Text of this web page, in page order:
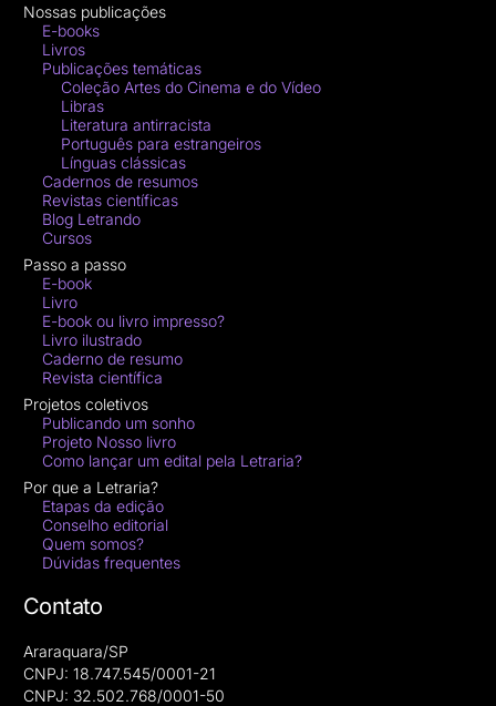
Nossas publicações
E-books
Livros
Publicações temáticas
Coleção Artes do Cinema e do Vídeo
Libras
Literatura antirracista
Português para estrangeiros
Línguas clássicas
Cadernos de resumos
Revistas científicas
Blog Letrando
Cursos
Passo a passo
E-book
Livro
E-book ou livro impresso?
Livro ilustrado
Caderno de resumo
Revista científica
Projetos coletivos
Publicando um sonho
Projeto Nosso livro
Como lançar um edital pela Letraria?
Por que a Letraria?
Etapas da edição
Conselho editorial
Quem somos?
Dúvidas frequentes
Contato
Araraquara/SP
CNPJ: 18.747.545/0001-21
CNPJ: 32.502.768/0001-50